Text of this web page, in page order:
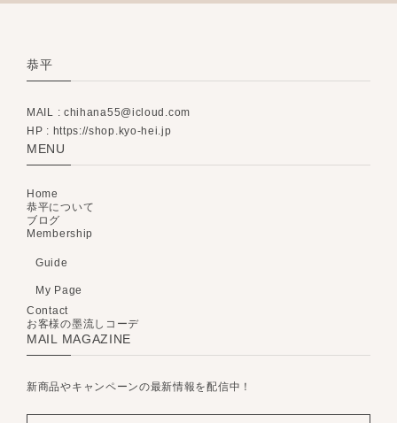
恭平
MAIL : chihana55@icloud.com
HP : https://shop.kyo-hei.jp
MENU
Home
恭平について
ブログ
Membership
Guide
My Page
Contact
お客様の墨流しコーデ
MAIL MAGAZINE
新商品やキャンペーンの最新情報を配信中！